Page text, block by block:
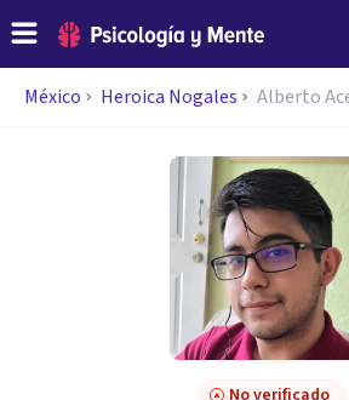
México Heroica Nogales Alberto
No verificado